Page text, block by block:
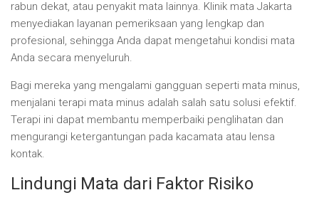
rabun dekat, atau penyakit mata lainnya. Klinik mata Jakarta
menyediakan layanan pemeriksaan yang lengkap dan
profesional, sehingga Anda dapat mengetahui kondisi mata
Anda secara menyeluruh.
Bagi mereka yang mengalami gangguan seperti mata minus,
menjalani terapi mata minus adalah salah satu solusi efektif.
Terapi ini dapat membantu memperbaiki penglihatan dan
mengurangi ketergantungan pada kacamata atau lensa
kontak.
Lindungi Mata dari Faktor Risiko